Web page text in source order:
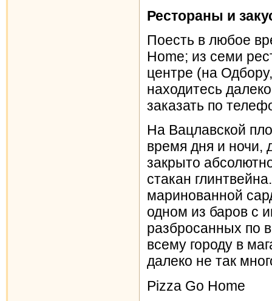
Рестораны и
Поесть в любое
Home; из семи
центре (на
находитесь
заказать по
На Вацлавской
время дня и ночи,
закрыто
стакан
маринованной
одном из баров с
разбросанных по
всему городу в
далеко не так
Pizza Go Home